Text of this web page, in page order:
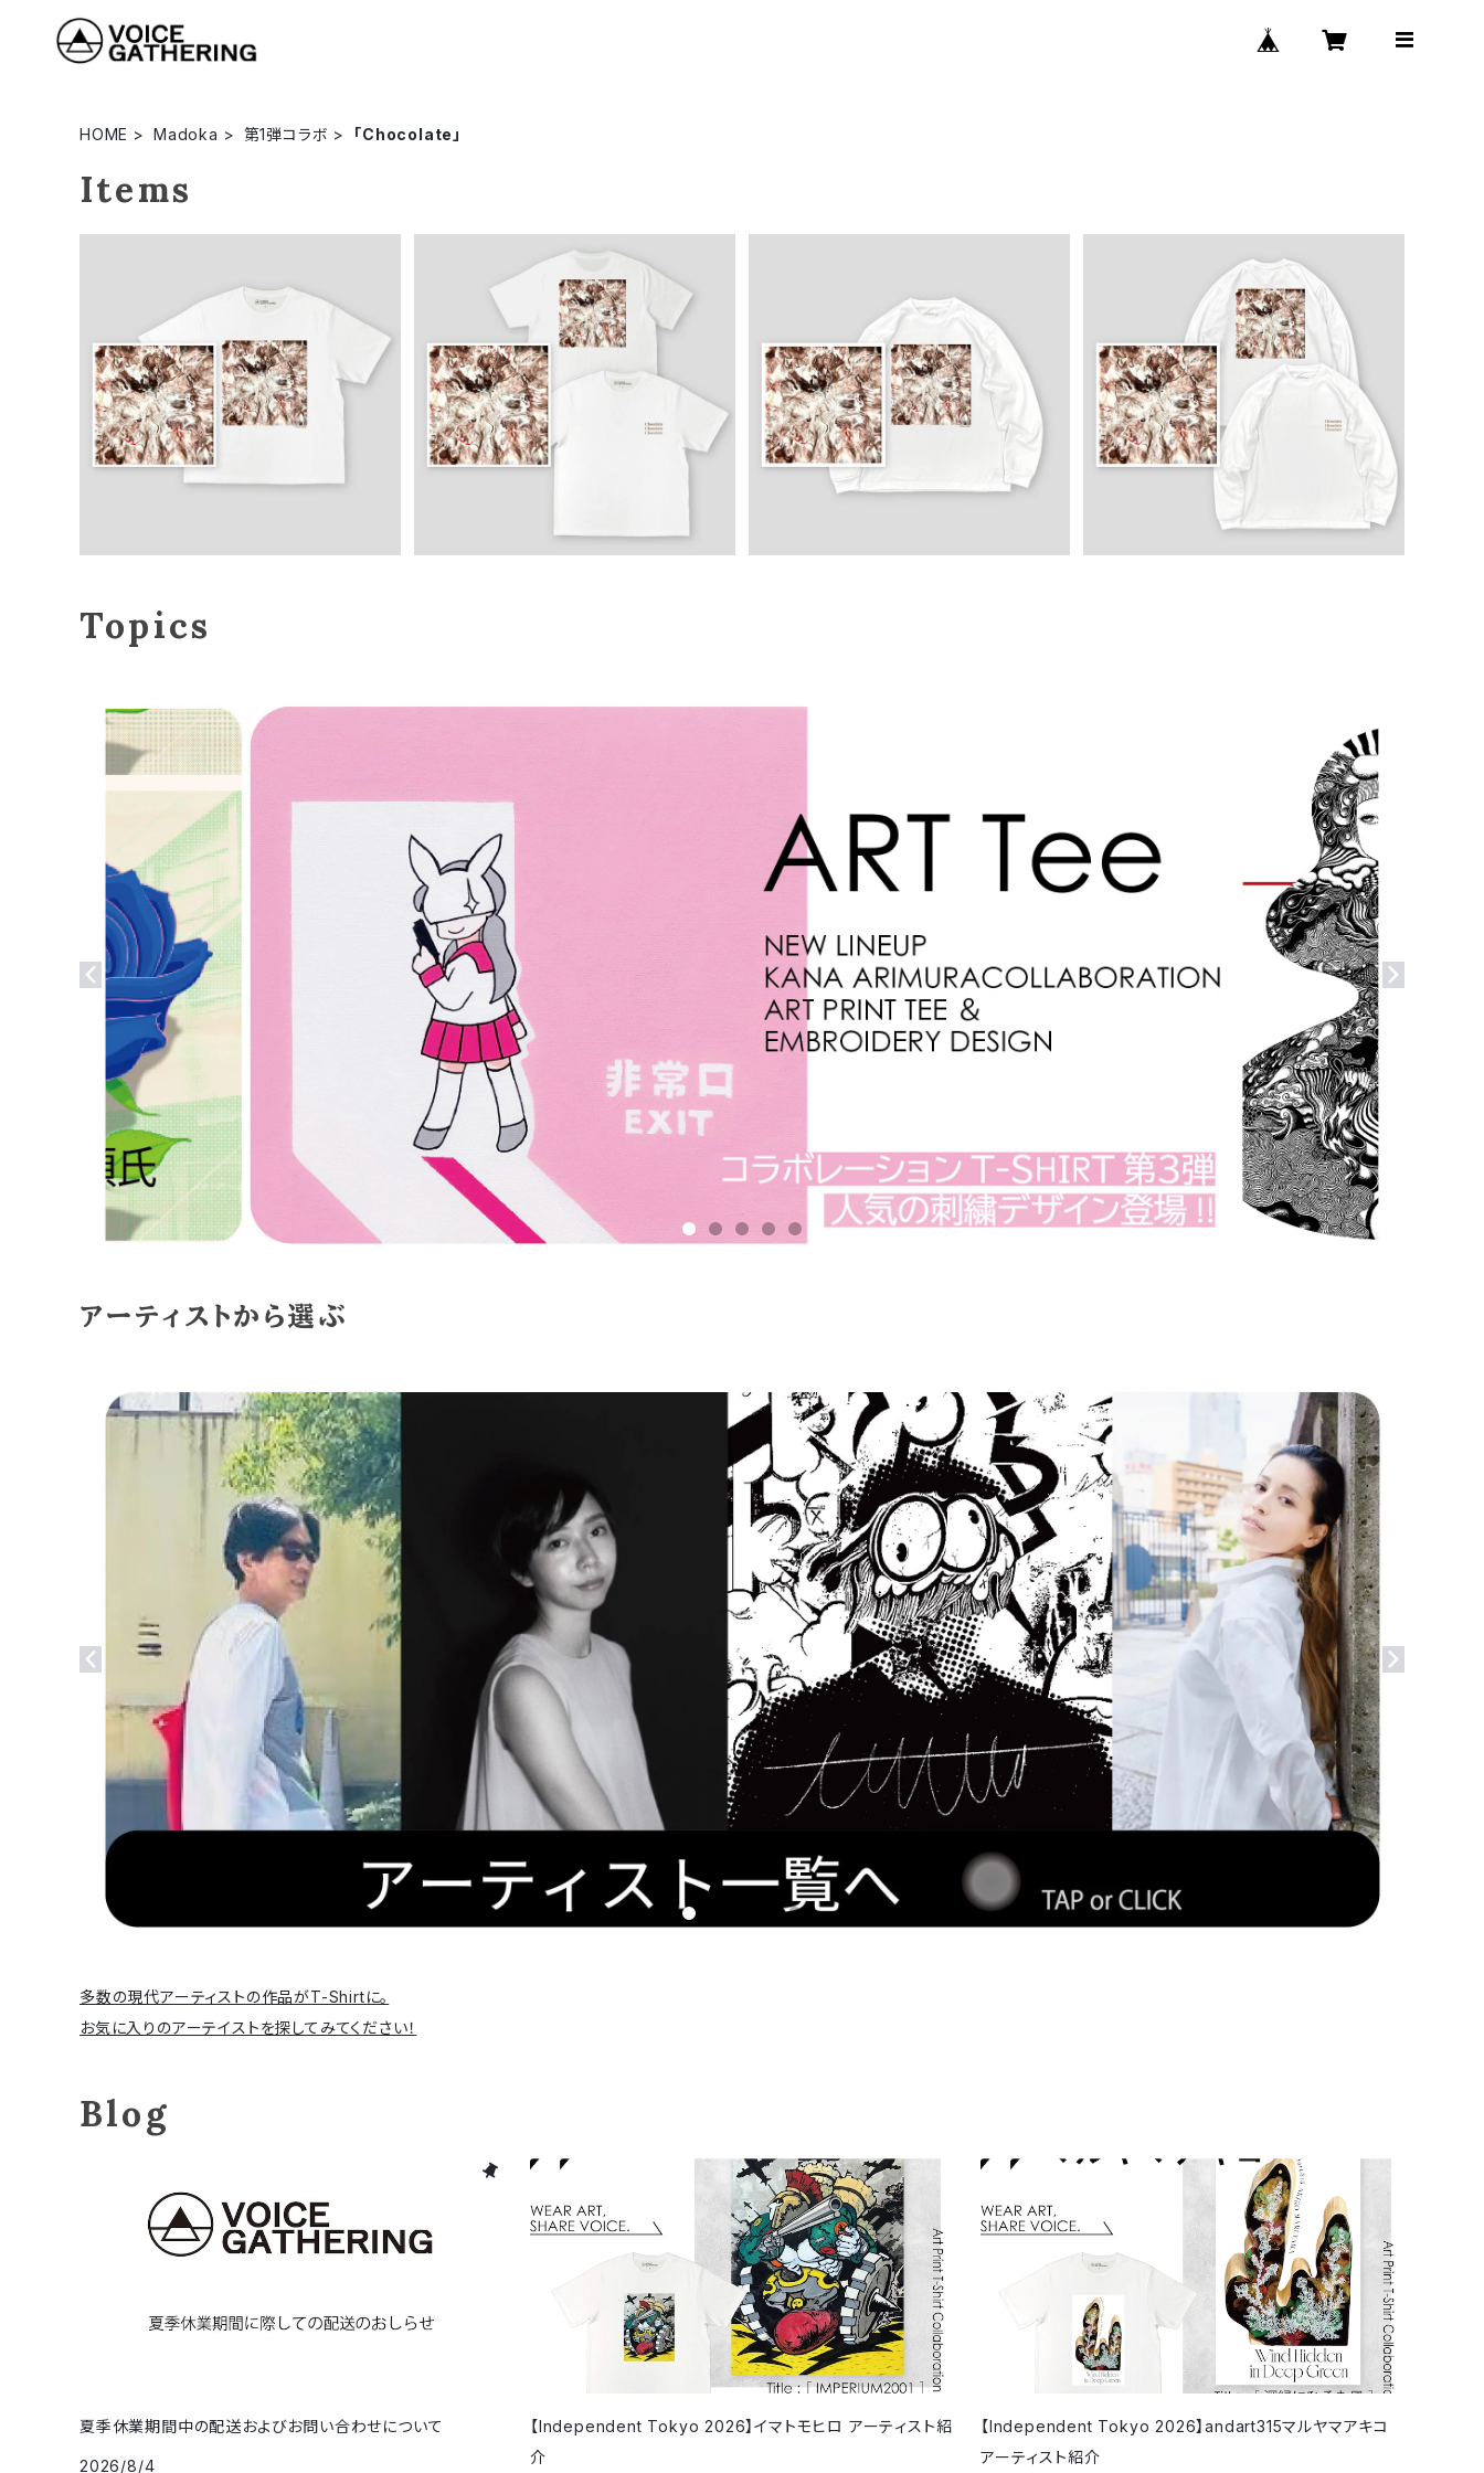
HOME Madoka 第1弾コラボ 「Chocolate」
Items
Madoka 「Chocolate」ショートスリ
ーブTシャツ
¥6,490
Madoka 「Chocolate」ロゴプリン
ト/ショートスリーブTシャツ
¥7,040
Madoka 「Chocolate」 ロングスリ
ーブTシャツ
¥7,590
Madoka 「Chocolate」 ロゴプリン
ト/ロングスリーブTシャツ
¥8,140
Topics
アーティストから選ぶ
多数の現代アーティストの作品がT-Shirtに。
お気に入りのアーテイストを探してみてください！
Blog
夏季休業期間中の配送およびお問い合わせについて
2026/8/4
【Independent Tokyo 2026】イマトモヒロ アーティスト紹
介
【Independent Tokyo 2026】andart315マルヤマアキコ
アーティスト紹介